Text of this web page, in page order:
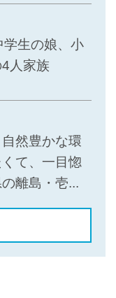
生の娘、小
人家族
然豊かな環
て、一目惚
離島・壱...